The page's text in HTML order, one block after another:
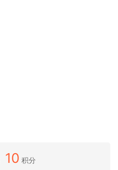
10 积分